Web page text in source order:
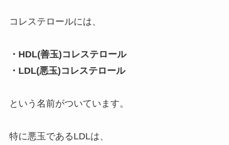
コレステロールには、
・HDL(善玉)コレステロール
・LDL(悪玉)コレステロール
という名前がついています。
特に悪玉であるLDLは、